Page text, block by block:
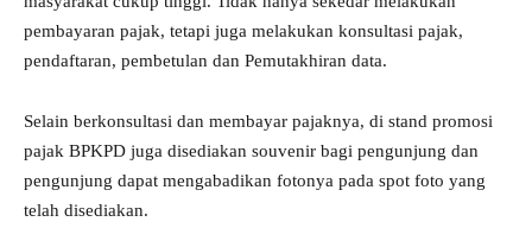
pembayaran pajak, tetapi juga melakukan konsultasi pajak,
pendaftaran, pembetulan dan Pemutakhiran data.
Selain berkonsultasi dan membayar pajaknya, di stand promosi
pajak BPKPD juga disediakan souvenir bagi pengunjung dan
pengunjung dapat mengabadikan fotonya pada spot foto yang
telah disediakan.